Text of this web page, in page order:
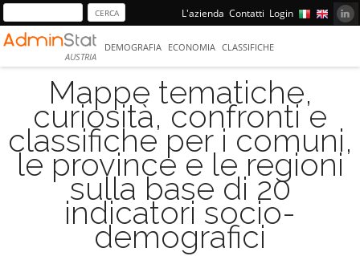
L'azienda Contatti Login
AUSTRIA
DEMOGRAFIA ECONOMIA CLASSIFICHE
Mappe tematiche,
curiosità, confronti e
classifiche per i comuni,
le province e le regioni
sulla base di 20
indicatori socio-
demografici